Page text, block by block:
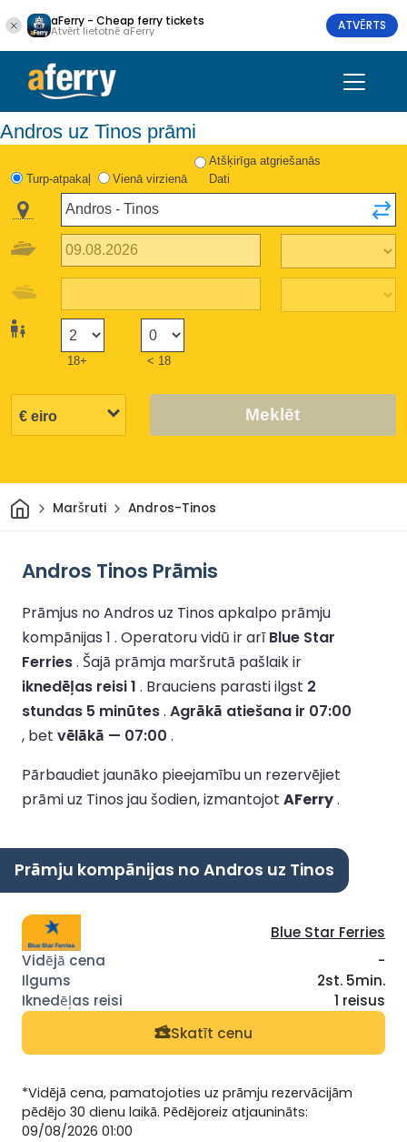
aFerry - Cheap ferry tickets
Atvērt lietotnē aFerry ATVĒRTS
Andros uz Tinos prāmi
Turp-atpakaļ Vienā virzienā
Atšķirīga atgriešanās
Dati
18+ < 18
Meklēt
Sākums
Maršruti Andros-Tinos
Andros Tinos Prāmis
Prāmjus no Andros uz Tinos apkalpo prāmju
kompānijas 1 . Operatoru vidū ir arīBlue Star
Ferries. Šajā prāmja maršrutā pašlaik ir
iknedēļas reisi 1 . Brauciens parasti ilgst 2
stundas 5 minūtes. Agrākā atiešana ir 07:00
, bet vēlākā — 07:00 .
Pārbaudiet jaunāko pieejamību un rezervējiet
prāmi uz Tinos jau šodien, izmantojot AFerry.
Prāmju kompānijas no Andros uz Tinos
Blue Star Ferries
-
2st. 5min.
1 reisus
Skatīt cenu
*Vidējā cena, pamatojoties uz prāmju rezervācijām
pēdējo 30 dienu laikā. Pēdējoreiz atjaunināts:
09/08/2026 01:00